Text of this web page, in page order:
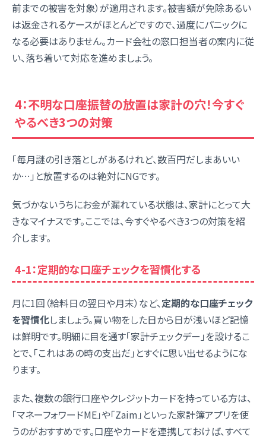
前までの被害を対象）が適用されます。被害額が免除あるい
は返金されるケースがほとんどですので、過度にパニックに
なる必要はありません。カード会社の窓口担当者の案内に従
い、落ち着いて対応を進めましょう。
4：不明な口座振替の放置は家計の穴！今すぐ
やるべき3つの対策
「毎月謎の引き落としがあるけれど、数百円だしまあいい
か…」と放置するのは絶対にNGです。
気づかないうちにお金が漏れている状態は、家計にとって大
きなマイナスです。ここでは、今すぐやるべき3つの対策を紹
介します。
4-1：定期的な口座チェックを習慣化する
月に1回（給料日の翌日や月末）など、定期的な口座チェック
を習慣化しましょう。買い物をした日から日が浅いほど記憶
は鮮明です。明細に目を通す「家計チェックデー」を設けるこ
とで、「これはあの時の支出だ」とすぐに思い出せるようにな
ります。
また、複数の銀行口座やクレジットカードを持っている方は、
「マネーフォワードME」や「Zaim」といった家計簿アプリを使
うのがおすすめです。口座やカードを連携しておけば、すべて